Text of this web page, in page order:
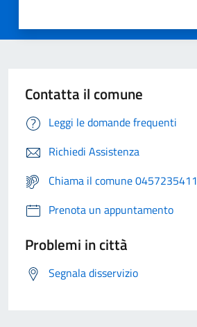
Contatta il comune
Leggi le domande frequenti
Richiedi Assistenza
Chiama il comune 0457235411
Prenota un appuntamento
Problemi in città
Segnala disservizio